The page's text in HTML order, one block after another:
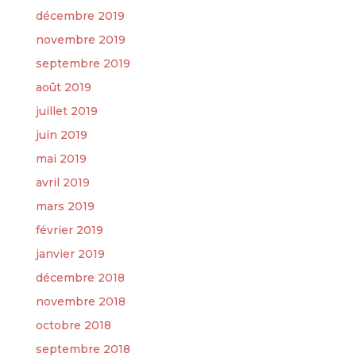
décembre 2019
novembre 2019
septembre 2019
août 2019
juillet 2019
juin 2019
mai 2019
avril 2019
mars 2019
février 2019
janvier 2019
décembre 2018
novembre 2018
octobre 2018
septembre 2018